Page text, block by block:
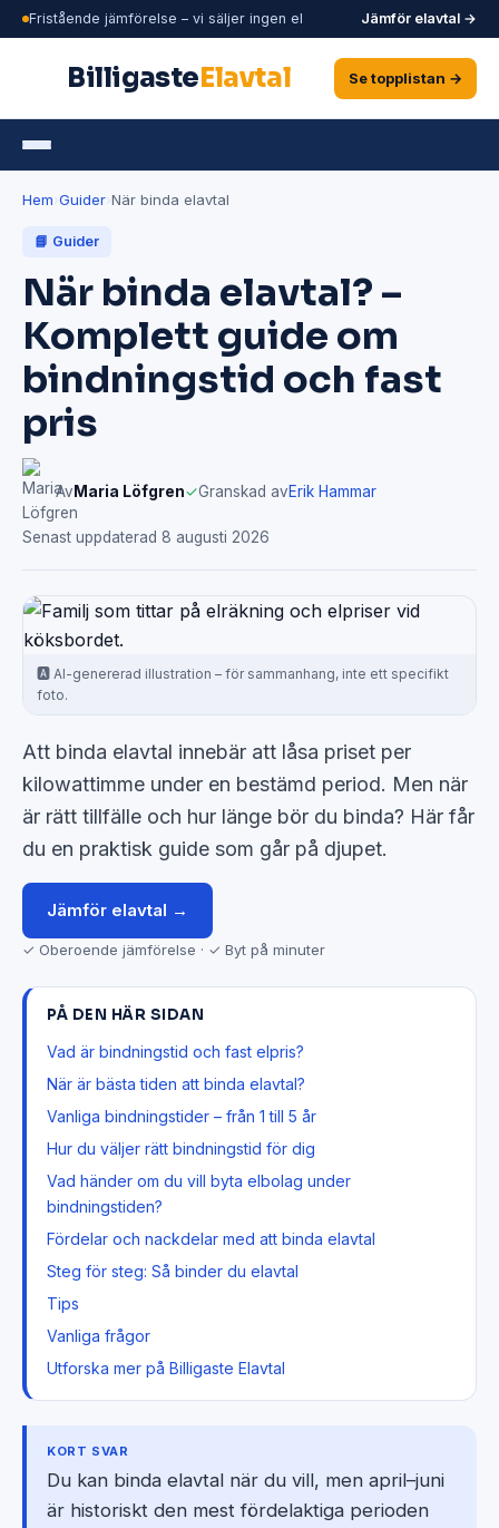
Fristående jämförelse – vi säljer ingen el Jämför elavtal →
BilligasteElavtal Se topplistan →
Hem Guider När binda elavtal
📘 Guider
När binda elavtal? –
Komplett guide om
bindningstid och fast
pris
Av Maria Löfgren✓Granskad avErik Hammar
Senast uppdaterad 8 augusti 2026
🅰️ AI-genererad illustration – för sammanhang, inte ett specifikt
foto.
Att binda elavtal innebär att låsa priset per
kilowattimme under en bestämd period. Men när
är rätt tillfälle och hur länge bör du binda? Här får
du en praktisk guide som går på djupet.
Jämför elavtal →
✓ Oberoende jämförelse · ✓ Byt på minuter
PÅ DEN HÄR SIDAN
Vad är bindningstid och fast elpris?
När är bästa tiden att binda elavtal?
Vanliga bindningstider – från 1 till 5 år
Hur du väljer rätt bindningstid för dig
Vad händer om du vill byta elbolag under
bindningstiden?
Fördelar och nackdelar med att binda elavtal
Steg för steg: Så binder du elavtal
Tips
Vanliga frågor
Utforska mer på Billigaste Elavtal
KORT SVAR
Du kan binda elavtal när du vill, men april–juni
är historiskt den mest fördelaktiga perioden